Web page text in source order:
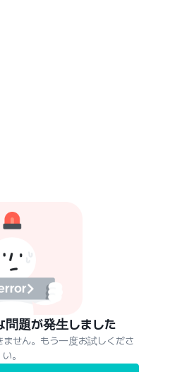
問題が発生しました
せん。もう一度お試しくださ
い。